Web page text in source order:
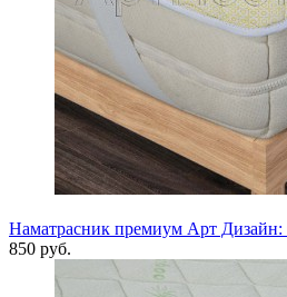
Наматрасник премиум Арт Дизайн:
850 руб.